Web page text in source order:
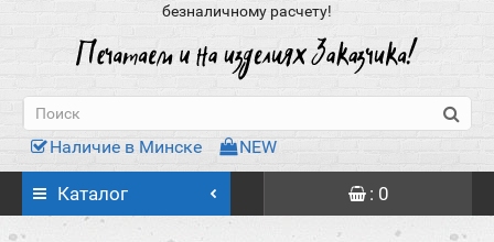
безналичному расчету!
Наличие в Минске NEW
Каталог : 0